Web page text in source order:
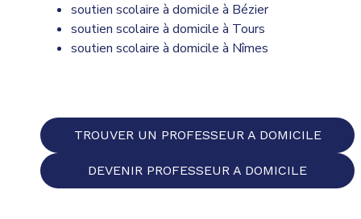
soutien scolaire à domicile à Bézier
soutien scolaire à domicile à Tours
soutien scolaire à domicile à Nîmes
TROUVER UN PROFESSEUR A DOMICILE
DEVENIR PROFESSEUR A DOMICILE